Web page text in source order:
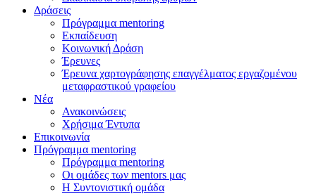
Δράσεις
Πρόγραμμα mentoring
Εκπαίδευση
Κοινωνική Δράση
Έρευνες
Έρευνα χαρτογράφησης επαγγέλματος εργαζομένου
μεταφραστικού γραφείου
Νέα
Ανακοινώσεις
Χρήσιμα Έντυπα
Επικοινωνία
Πρόγραμμα mentoring
Πρόγραμμα mentoring
Οι ομάδες των mentors μας
H Συντονιστική oμάδα